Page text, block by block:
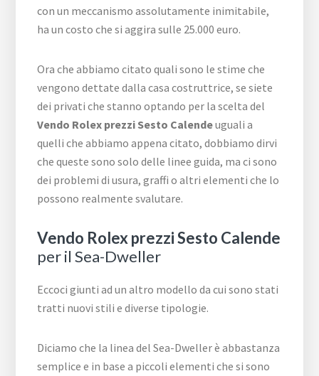
con un meccanismo assolutamente inimitabile,
ha un costo che si aggira sulle 25.000 euro.
Ora che abbiamo citato quali sono le stime che
vengono dettate dalla casa costruttrice, se siete
dei privati che stanno optando per la scelta del
Vendo Rolex prezzi Sesto Calendeuguali a
quelli che abbiamo appena citato, dobbiamo dirvi
che queste sono solo delle linee guida, ma ci sono
dei problemi di usura, graffi o altri elementi che lo
possono realmente svalutare.
Vendo Rolex prezzi Sesto Calende
per il Sea-Dweller
Eccoci giunti ad un altro modello da cui sono stati
tratti nuovi stili e diverse tipologie.
Diciamo che la linea del Sea-Dweller è abbastanza
semplice e in base a piccoli elementi che si sono